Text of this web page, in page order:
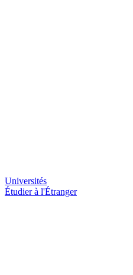
Universités
Étudier à l'Étranger